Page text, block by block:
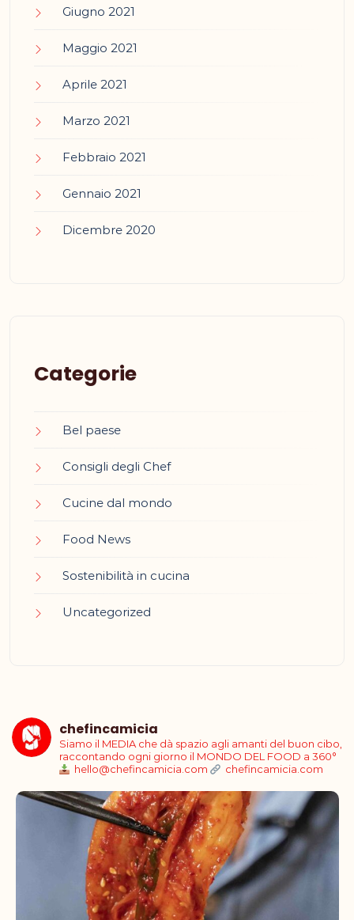
Giugno 2021
Maggio 2021
Aprile 2021
Marzo 2021
Febbraio 2021
Gennaio 2021
Dicembre 2020
Categorie
Bel paese
Consigli degli Chef
Cucine dal mondo
Food News
Sostenibilità in cucina
Uncategorized
chefincamicia
Siamo il MEDIA che dà spazio agli amanti del buon cibo,
raccontando ogni giorno il MONDO DEL FOOD a 360°
hello@chefincamicia.com
chefincamicia.com